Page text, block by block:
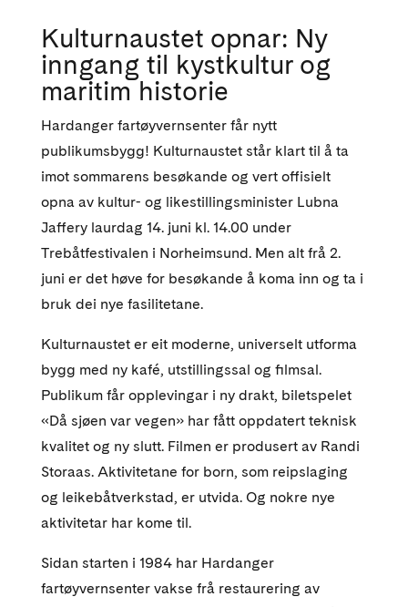
Kulturnaustet opnar: Ny
inngang til kystkultur og
maritim historie
Hardanger fartøyvernsenter får nytt
publikumsbygg! Kulturnaustet står klart til å ta
imot sommarens besøkande og vert offisielt
opna av kultur- og likestillingsminister Lubna
Jaffery laurdag 14. juni kl. 14.00 under
Trebåtfestivalen i Norheimsund. Men alt frå 2.
juni er det høve for besøkande å koma inn og ta i
bruk dei nye fasilitetane.
Kulturnaustet er eit moderne, universelt utforma
bygg med ny kafé, utstillingssal og filmsal.
Publikum får opplevingar i ny drakt, biletspelet
«Då sjøen var vegen» har fått oppdatert teknisk
kvalitet og ny slutt. Filmen er produsert av Randi
Storaas. Aktivitetane for born, som reipslaging
og leikebåtverkstad, er utvida. Og nokre nye
aktivitetar har kome til.
Sidan starten i 1984 har Hardanger
fartøyvernsenter vakse frå restaurering av